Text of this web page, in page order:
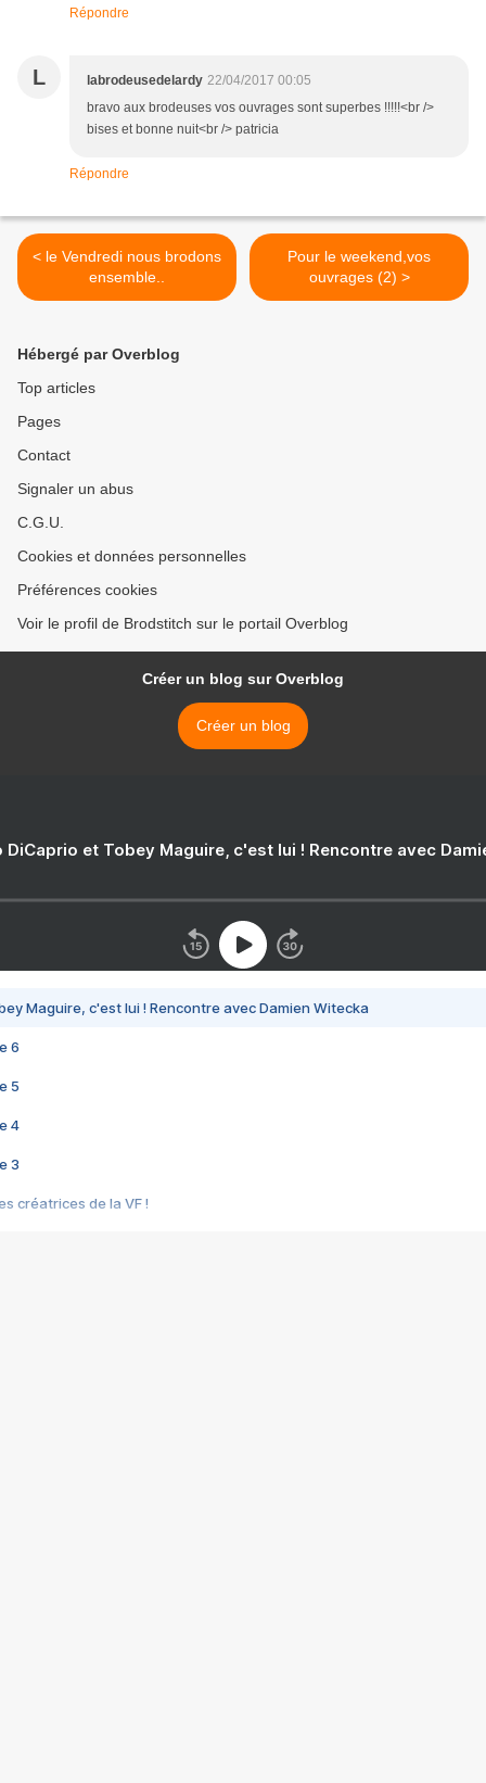
Répondre
L labrodeusedelardy 22/04/2017 00:05
bravo aux brodeuses vos ouvrages sont superbes !!!!!<br />
bises et bonne nuit<br /> patricia
Répondre
< le Vendredi nous brodons
ensemble..
Pour le weekend,vos
ouvrages (2) >
Hébergé par Overblog
Top articles
Pages
Contact
Signaler un abus
C.G.U.
Cookies et données personnelles
Préférences cookies
Voir le profil de Brodstitch sur le portail Overblog
Créer un blog sur Overblog
Créer un blog
DiCaprio et Tobey Maguire, c'est lui ! Rencontre avec
Maguire, c'est lui ! Rencontre avec Damien Witecka
6
5
4
3
créatrices de la VF !